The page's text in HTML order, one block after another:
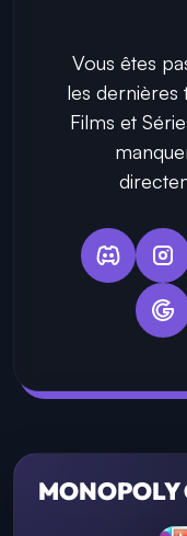
Vous êtes
les dernières
Films et
MONOPOLY